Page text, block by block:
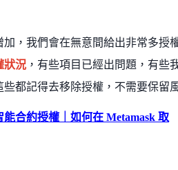
加，我們會在無意間給出非常多授
狀況 ，有些項目已經出問題，有些
些都記得去移除授權，不需要保留
能合約授權｜如何在 Metamask 取